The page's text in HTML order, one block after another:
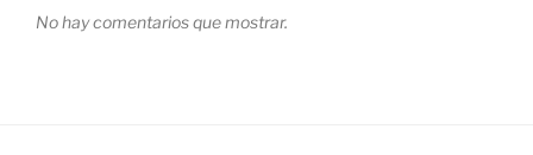
No hay comentarios que mostrar.